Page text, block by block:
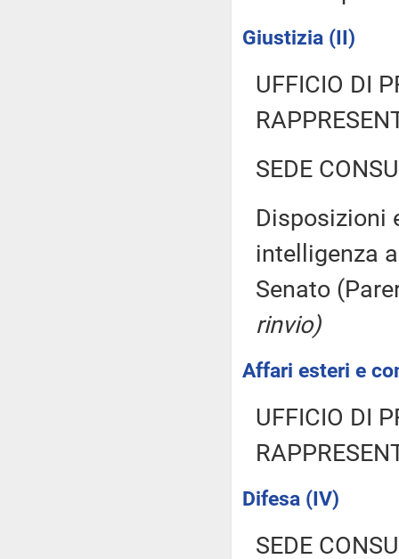
Giustizia (II)
UFFICIO DI
SEDE
Disposizioni
intelligenza
Senato
rinvio)
Affari esteri e
UFFICIO DI
Difesa (IV)
SEDE